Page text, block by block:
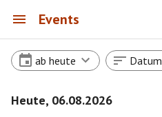
Events
ab heute Datum
Heute, 06.08.2026